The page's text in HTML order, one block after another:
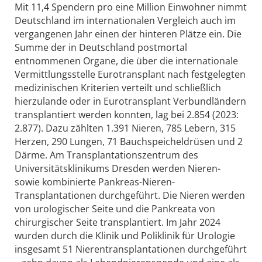
Mit 11,4 Spendern pro eine Million Einwohner nimmt
Deutschland im internationalen Vergleich auch im
vergangenen Jahr einen der hinteren Plätze ein. Die
Summe der in Deutschland postmortal
entnommenen Organe, die über die internationale
Vermittlungsstelle Eurotransplant nach festgelegten
medizinischen Kriterien verteilt und schließlich
hierzulande oder in Eurotransplant Verbundländern
transplantiert werden konnten, lag bei 2.854 (2023:
2.877). Dazu zählten 1.391 Nieren, 785 Lebern, 315
Herzen, 290 Lungen, 71 Bauchspeicheldrüsen und 2
Därme. Am Transplantationszentrum des
Universitätsklinikums Dresden werden Nieren-
sowie kombinierte Pankreas-Nieren-
Transplantationen durchgeführt. Die Nieren werden
von urologischer Seite und die Pankreata von
chirurgischer Seite transplantiert. Im Jahr 2024
wurden durch die Klinik und Poliklinik für Urologie
insgesamt 51 Nierentransplantationen durchgeführt